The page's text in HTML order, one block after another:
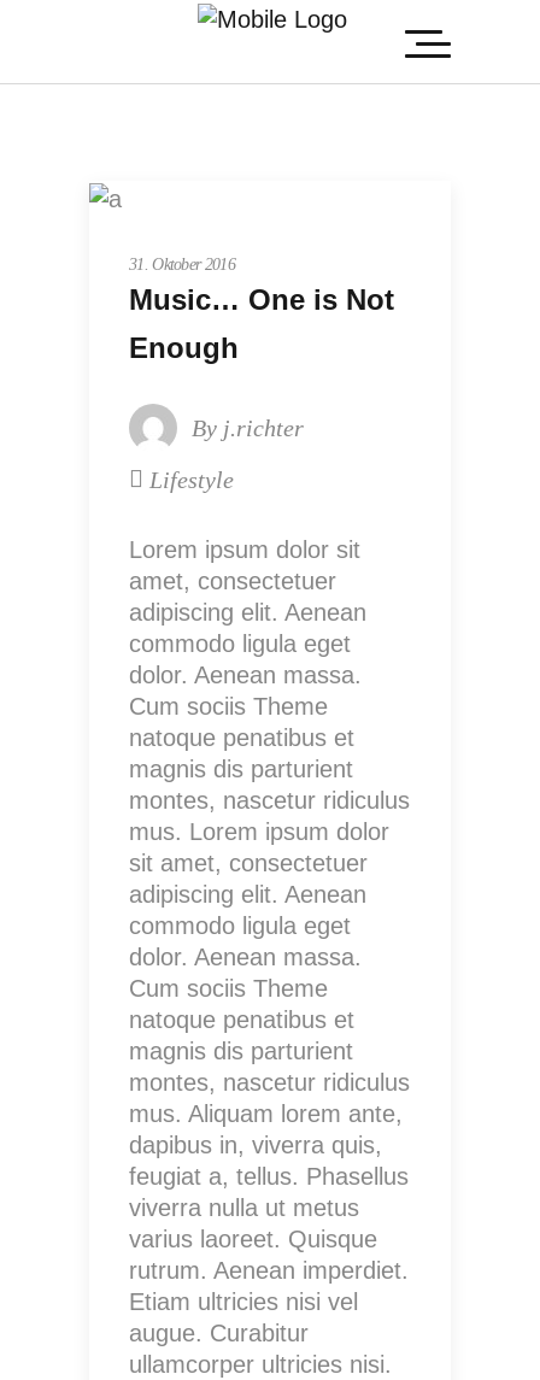
31. Oktober 2016
Music… One is Not
Enough
By j.richter
Lifestyle
Lorem ipsum dolor sit
amet, consectetuer
adipiscing elit. Aenean
commodo ligula eget
dolor. Aenean massa.
Cum sociis Theme
natoque penatibus et
magnis dis parturient
montes, nascetur ridiculus
mus. Lorem ipsum dolor
sit amet, consectetuer
adipiscing elit. Aenean
commodo ligula eget
dolor. Aenean massa.
Cum sociis Theme
natoque penatibus et
magnis dis parturient
montes, nascetur ridiculus
mus. Aliquam lorem ante,
dapibus in, viverra quis,
feugiat a, tellus. Phasellus
viverra nulla ut metus
varius laoreet. Quisque
rutrum. Aenean imperdiet.
Etiam ultricies nisi vel
augue. Curabitur
ullamcorper ultricies nisi.